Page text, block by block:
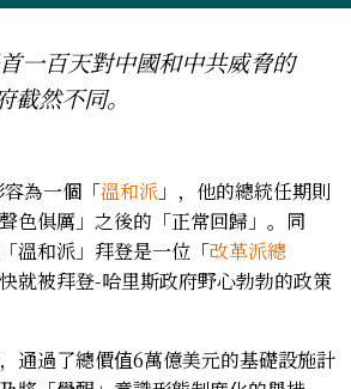
一百天對中國和中共威脅的
截然不同。
為一個「溫和派 」，他的總統任期則
色俱厲」之後的「正常回歸」。同
溫和派」拜登是一位「改革派總
就被拜登-哈里斯政府野心勃勃的政策
通過了總價值6萬億美元的基礎設施計